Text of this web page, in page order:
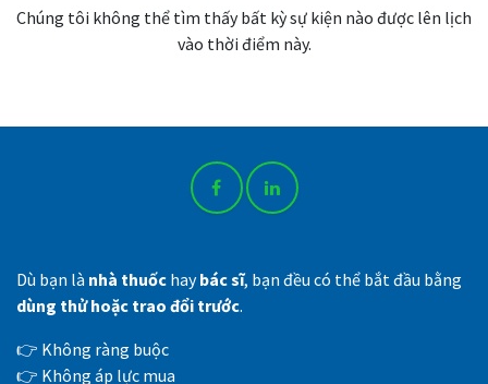
Chúng tôi không thể tìm thấy bất kỳ sự kiện nào được lên lịch
vào thời điểm này.
Dù bạn là nhà thuốc haybác sĩ, bạn đều có thể bắt đầu bằng
dùng thử hoặc trao đổi trước.
👉 Không ràng buộc
👉 Không áp lực mua